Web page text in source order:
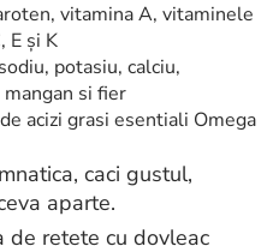
vitamina A, vitaminele
E și K
potasiu, calciu,
si fier
acizi grasi esentiali Omega
caci gustul,
aparte.
de retete cu dovleac